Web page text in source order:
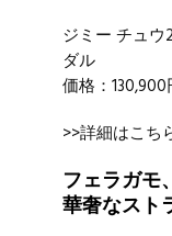
ジミー チュ
ダル
価格：
>>詳細はこち
フェラガモ
華奢なスト